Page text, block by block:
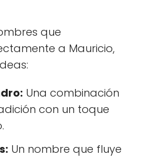
que
a Mauricio,
Una combinación
con un toque
Un nombre que fluye